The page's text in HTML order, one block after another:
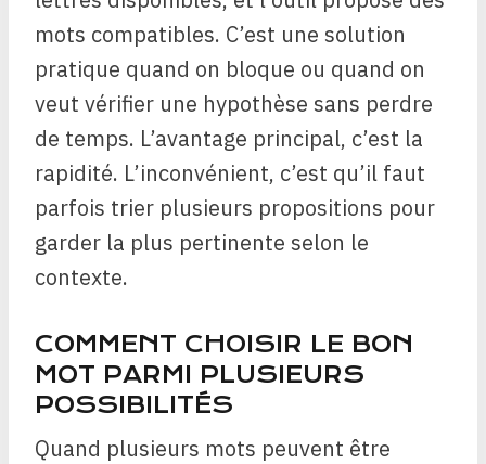
mots compatibles. C’est une solution
pratique quand on bloque ou quand on
veut vérifier une hypothèse sans perdre
de temps. L’avantage principal, c’est la
rapidité. L’inconvénient, c’est qu’il faut
parfois trier plusieurs propositions pour
garder la plus pertinente selon le
contexte.
COMMENT CHOISIR LE BON
MOT PARMI PLUSIEURS
POSSIBILITÉS
Quand plusieurs mots peuvent être